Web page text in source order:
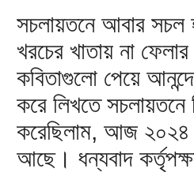
সচলায়তনে আবার
খরচের খাতায় না
কবিতাগুলো পেয়ে
করে লিখতে
করেছিলাম, আজ
আছে। ধন্যবাদ